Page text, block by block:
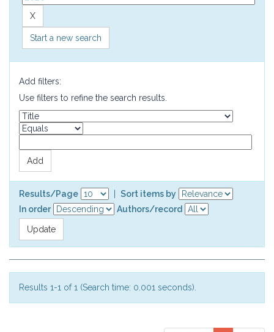
Start a new search
Add filters:
Use filters to refine the search results.
Results/Page
Sort items by
In order
Authors/record
Results 1-1 of 1 (Search time: 0.001 seconds).